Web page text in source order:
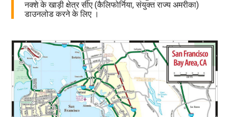
नक्शे के खाड़ी क्षेत्र सीए (कैलिफोर्निया, संयुक्त राज्य अमरीका)
डाउनलोड करने के लिए ।